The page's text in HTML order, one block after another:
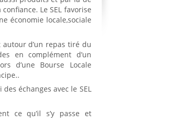
Le SEL favorise
économie locale,sociale
d’un repas tiré du
en complément d’un
d’une Bourse Locale
échanges avec le SEL
ce qu’il s’y passe et